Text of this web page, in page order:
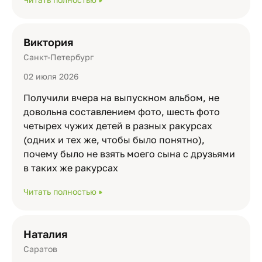
Виктория
Санкт-Петербург
02 июля 2026
Получили вчера на выпускном альбом, не
довольна составлением фото, шесть фото
четырех чужих детей в разных ракурсах
(одних и тех же, чтобы было понятно),
почему было не взять моего сына с друзьями
в таких же ракурсах
Читать полностью
Наталия
Саратов